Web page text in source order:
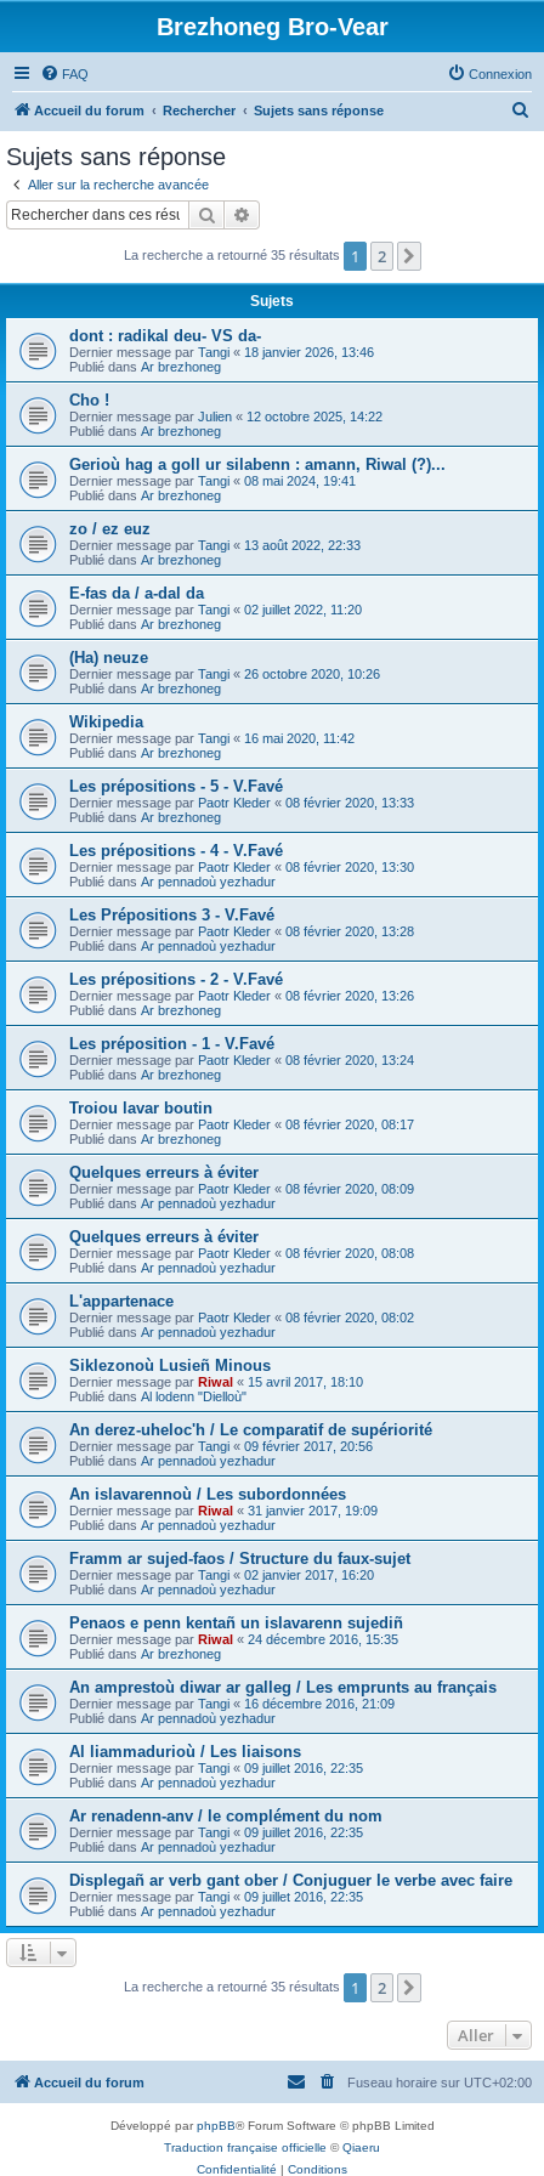
Brezhoneg Bro-Vear
FAQ Connexion
Accueil du forum Rechercher Sujets sans réponse
c
Sujets sans réponse
Aller sur la recherche avancée
Rechercher
La recherche a retourné 35 résultats 1 2
Sujets
dont : radikal deu- VS da-
Dernier message par Tangi « 18 janvier 2026, 13:46
Publié dans Ar brezhoneg
Cho !
Dernier message par Julien « 12 octobre 2025, 14:22
Publié dans Ar brezhoneg
Gerioù hag a goll ur silabenn : amann, Riwal (?)...
Dernier message par Tangi « 08 mai 2024, 19:41
Publié dans Ar brezhoneg
zo / ez euz
Dernier message par Tangi « 13 août 2022, 22:33
Publié dans Ar brezhoneg
E-fas da / a-dal da
Dernier message par Tangi « 02 juillet 2022, 11:20
Publié dans Ar brezhoneg
(Ha) neuze
Dernier message par Tangi « 26 octobre 2020, 10:26
Publié dans Ar brezhoneg
Wikipedia
Dernier message par Tangi « 16 mai 2020, 11:42
Publié dans Ar brezhoneg
Les prépositions - 5 - V.Favé
Dernier message par Paotr Kleder « 08 février 2020, 13:33
Publié dans Ar brezhoneg
Les prépositions - 4 - V.Favé
Dernier message par Paotr Kleder « 08 février 2020, 13:30
Publié dans Ar pennadoù yezhadur
Les Prépositions 3 - V.Favé
Dernier message par Paotr Kleder « 08 février 2020, 13:28
Publié dans Ar pennadoù yezhadur
Les prépositions - 2 - V.Favé
Dernier message par Paotr Kleder « 08 février 2020, 13:26
Publié dans Ar brezhoneg
Les préposition - 1 - V.Favé
Dernier message par Paotr Kleder « 08 février 2020, 13:24
Publié dans Ar brezhoneg
Troiou lavar boutin
Dernier message par Paotr Kleder « 08 février 2020, 08:17
Publié dans Ar brezhoneg
Quelques erreurs à éviter
Dernier message par Paotr Kleder « 08 février 2020, 08:09
Publié dans Ar pennadoù yezhadur
Quelques erreurs à éviter
Dernier message par Paotr Kleder « 08 février 2020, 08:08
Publié dans Ar pennadoù yezhadur
L'appartenace
Dernier message par Paotr Kleder « 08 février 2020, 08:02
Publié dans Ar pennadoù yezhadur
Siklezonoù Lusieñ Minous
Dernier message par Riwal « 15 avril 2017, 18:10
Publié dans Al lodenn "Dielloù"
An derez-uheloc'h / Le comparatif de supériorité
Dernier message par Tangi « 09 février 2017, 20:56
Publié dans Ar pennadoù yezhadur
An islavarennoù / Les subordonnées
Dernier message par Riwal « 31 janvier 2017, 19:09
Publié dans Ar pennadoù yezhadur
Framm ar sujed-faos / Structure du faux-sujet
Dernier message par Tangi « 02 janvier 2017, 16:20
Publié dans Ar pennadoù yezhadur
Penaos e penn kentañ un islavarenn sujediñ
Dernier message par Riwal « 24 décembre 2016, 15:35
Publié dans Ar brezhoneg
An amprestoù diwar ar galleg / Les emprunts au français
Dernier message par Tangi « 16 décembre 2016, 21:09
Publié dans Ar pennadoù yezhadur
Al liammadurioù / Les liaisons
Dernier message par Tangi « 09 juillet 2016, 22:35
Publié dans Ar pennadoù yezhadur
Ar renadenn-anv / le complément du nom
Dernier message par Tangi « 09 juillet 2016, 22:35
Publié dans Ar pennadoù yezhadur
Displegañ ar verb gant ober / Conjuguer le verbe avec faire
Dernier message par Tangi « 09 juillet 2016, 22:35
Publié dans Ar pennadoù yezhadur
La recherche a retourné 35 résultats 1 2
Aller
Accueil du forum Fuseau horaire sur UTC+02:00
Développé parphpBB® Forum Software © phpBB Limited
Traduction française officielle ©Qiaeru
Confidentialité | Conditions